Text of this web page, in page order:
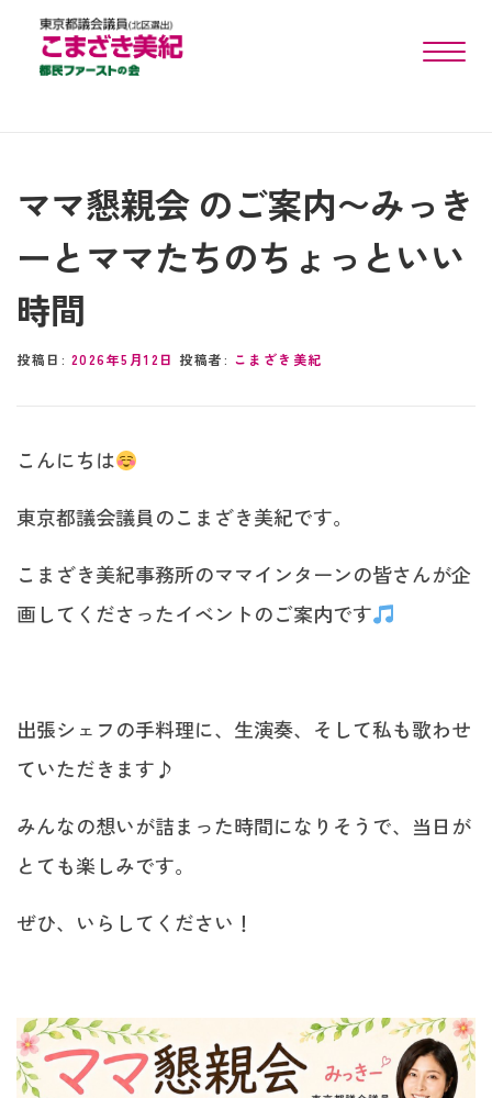
toggle
ママ懇親会 のご案内〜みっき
ーとママたちのちょっといい
時間
投稿日: 2026年5月12日 投稿者: こまざき美紀
こんにちは
東京都議会議員のこまざき美紀です。
こまざき美紀事務所のママインターンの皆さんが企
画してくださったイベントのご案内です
出張シェフの手料理に、生演奏、そして私も歌わせ
ていただきます♪
みんなの想いが詰まった時間になりそうで、当日が
とても楽しみです。
ぜひ、いらしてください！